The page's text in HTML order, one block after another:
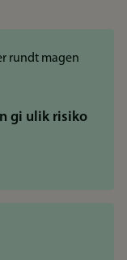
gi ulik risiko